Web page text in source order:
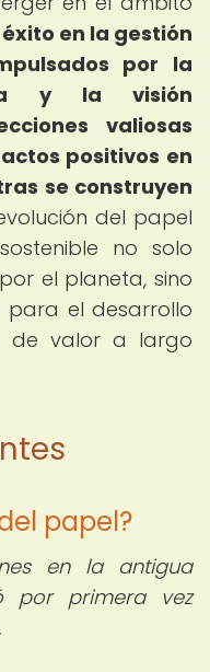
en la gestión
por la
y la visión
valiosas
positivos en
se construyen
del papel
no solo
el planeta, sino
el desarrollo
de valor a largo
papel?
en la antigua
por primera vez